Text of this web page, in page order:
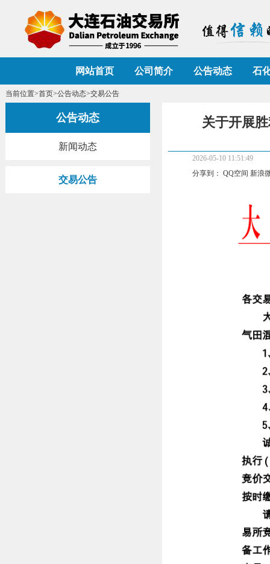
网站首页 公司简介 公告动态 石
当前位置>首页>公告动态>交易公告
公告动态
新闻动态
交易公告
关于开展
2026-05-10 11:51:49
分享到： QQ空间 新浪